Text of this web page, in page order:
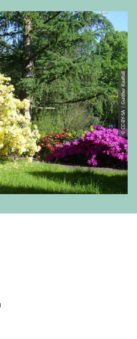
© CC-BY-SA | Gunther Kaulfuß